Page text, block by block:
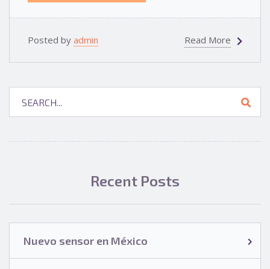
Posted by admin Read More
Recent Posts
Nuevo sensor en México